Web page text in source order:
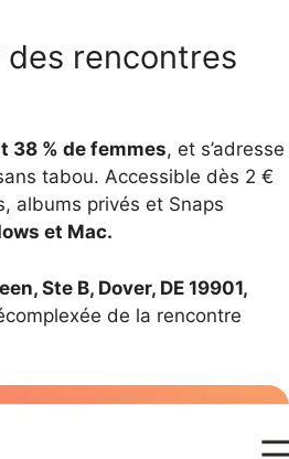
des rencontres
38 % de femmes, et s’adresse
tabou. Accessible dès 2 €
albums privés et Snaps
et Mac.
Ste B, Dover, DE 19901,
de la rencontre